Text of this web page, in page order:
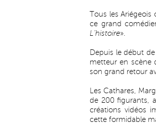
Tous les
ce grand
L’histoire».
Depuis le début
metteur en scène
son grand retour
Les Cathares,
de 200 figurants,
créations vidéos
cette formidable